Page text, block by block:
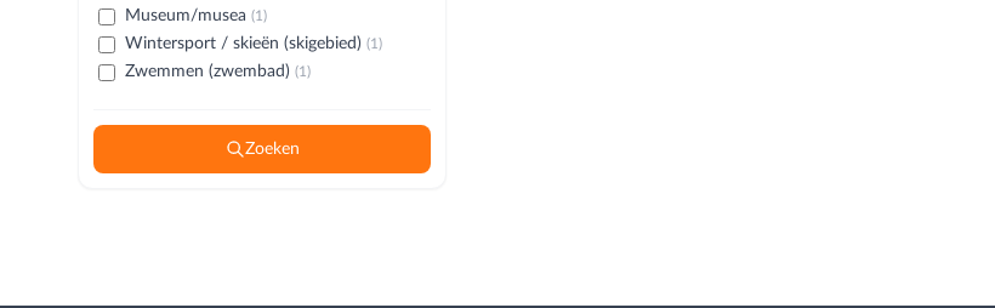
Museum/musea (1)
Wintersport / skieën (skigebied) (1)
Zwemmen (zwembad) (1)
Zoeken